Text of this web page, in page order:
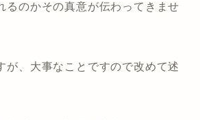
るのかその真意が伝わってきませ
、大事なことですので改めて述